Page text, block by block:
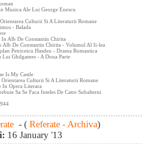
Muzica Ale Lui George Enescu
Culturii Si A Literaturii Romane
- Balada
In Alb De Constantin Chirita
Alb De Constantin Chirita - Volumul Al Ii-lea
Petriceicu Hasdeu - Drama Romantica
Lui Ghilgames - A Doua Parte
Is My Castle
Culturii Si A Literaturii Romane
In Opera Literara
Sa Se Faca Inteles De Catre Subalterni
- ( Referate - Archiva)
16 January '13